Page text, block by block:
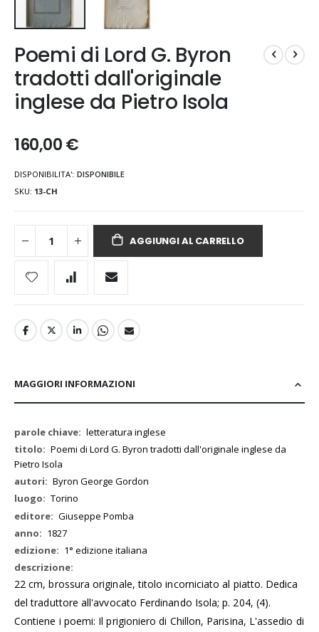
all'inizio
della
galleria
di
immagini
Poemi di Lord G. Byron
tradotti dall'originale
inglese da Pietro Isola
160,00 €
DISPONIBILITA': DISPONIBILE
SKU 13-CH
AGGIUNGI AL CARRELLO
MAGGIORI INFORMAZIONI
Maggiori
Informazioni
letteratura inglese
Poemi di Lord G. Byron tradotti dall'originale inglese da
Pietro Isola
Byron George Gordon
Torino
Giuseppe Pomba
1827
1° edizione italiana
22 cm, brossura originale, titolo incorniciato al piatto. Dedica
del traduttore all'avvocato Ferdinando Isola; p. 204, (4).
Contiene i poemi: Il prigioniero di Chillon, Parisina, L'assedio di